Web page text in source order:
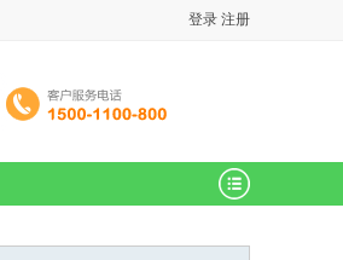
登录 注册